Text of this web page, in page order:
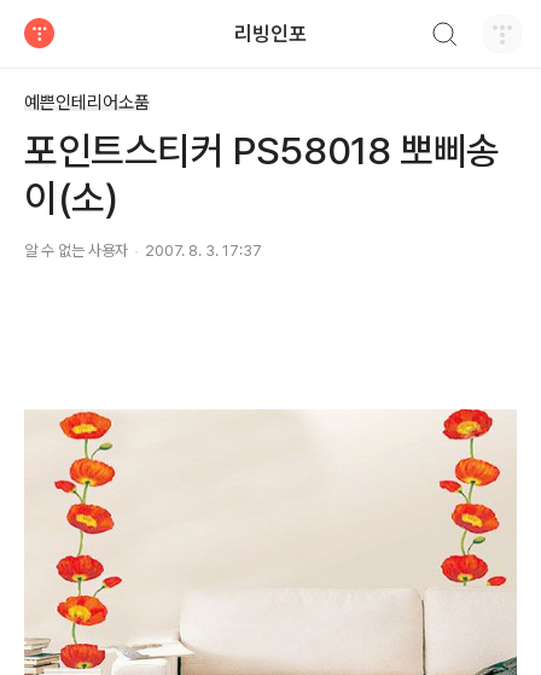
리빙인포
예쁜인테리어소품
포인트스티커 PS58018 뽀삐송
이(소)
알 수 없는 사용자 2007. 8. 3. 17:37